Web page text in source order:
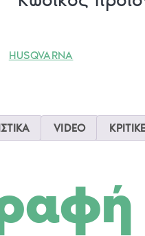
HUSQVARNA
VIDEO